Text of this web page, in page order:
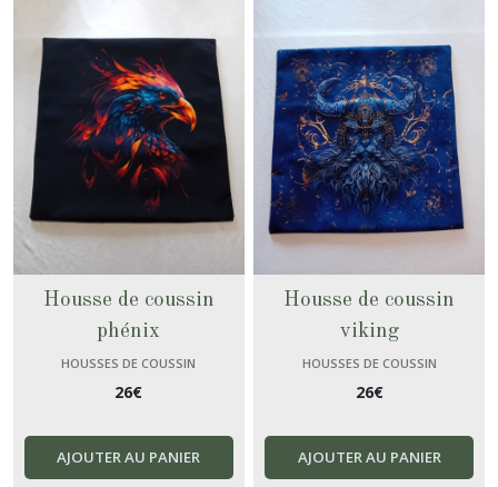
Housse de coussin
phénix
HOUSSES DE COUSSIN
26€
AJOUTER AU PANIER
Housse de coussin
viking
HOUSSES DE COUSSIN
26€
AJOUTER AU PANIER